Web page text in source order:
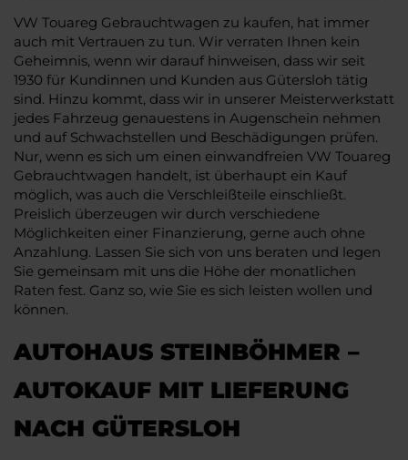
VW Touareg Gebrauchtwagen zu kaufen, hat immer
auch mit Vertrauen zu tun. Wir verraten Ihnen kein
Geheimnis, wenn wir darauf hinweisen, dass wir seit
1930 für Kundinnen und Kunden aus Gütersloh tätig
sind. Hinzu kommt, dass wir in unserer Meisterwerkstatt
jedes Fahrzeug genauestens in Augenschein nehmen
und auf Schwachstellen und Beschädigungen prüfen.
Nur, wenn es sich um einen einwandfreien VW Touareg
Gebrauchtwagen handelt, ist überhaupt ein Kauf
möglich, was auch die Verschleißteile einschließt.
Preislich überzeugen wir durch verschiedene
Möglichkeiten einer Finanzierung, gerne auch ohne
Anzahlung. Lassen Sie sich von uns beraten und legen
Sie gemeinsam mit uns die Höhe der monatlichen
Raten fest. Ganz so, wie Sie es sich leisten wollen und
können.
AUTOHAUS STEINBÖHMER –
AUTOKAUF MIT LIEFERUNG
NACH GÜTERSLOH